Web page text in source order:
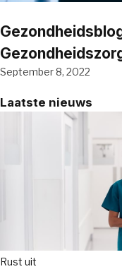
September 8, 2022
Laatste nieuws
Rust uit